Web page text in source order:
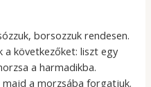
borsozzuk rendesen.
a következőket: liszt egy
a harmadikba.
a morzsába forgatjuk.